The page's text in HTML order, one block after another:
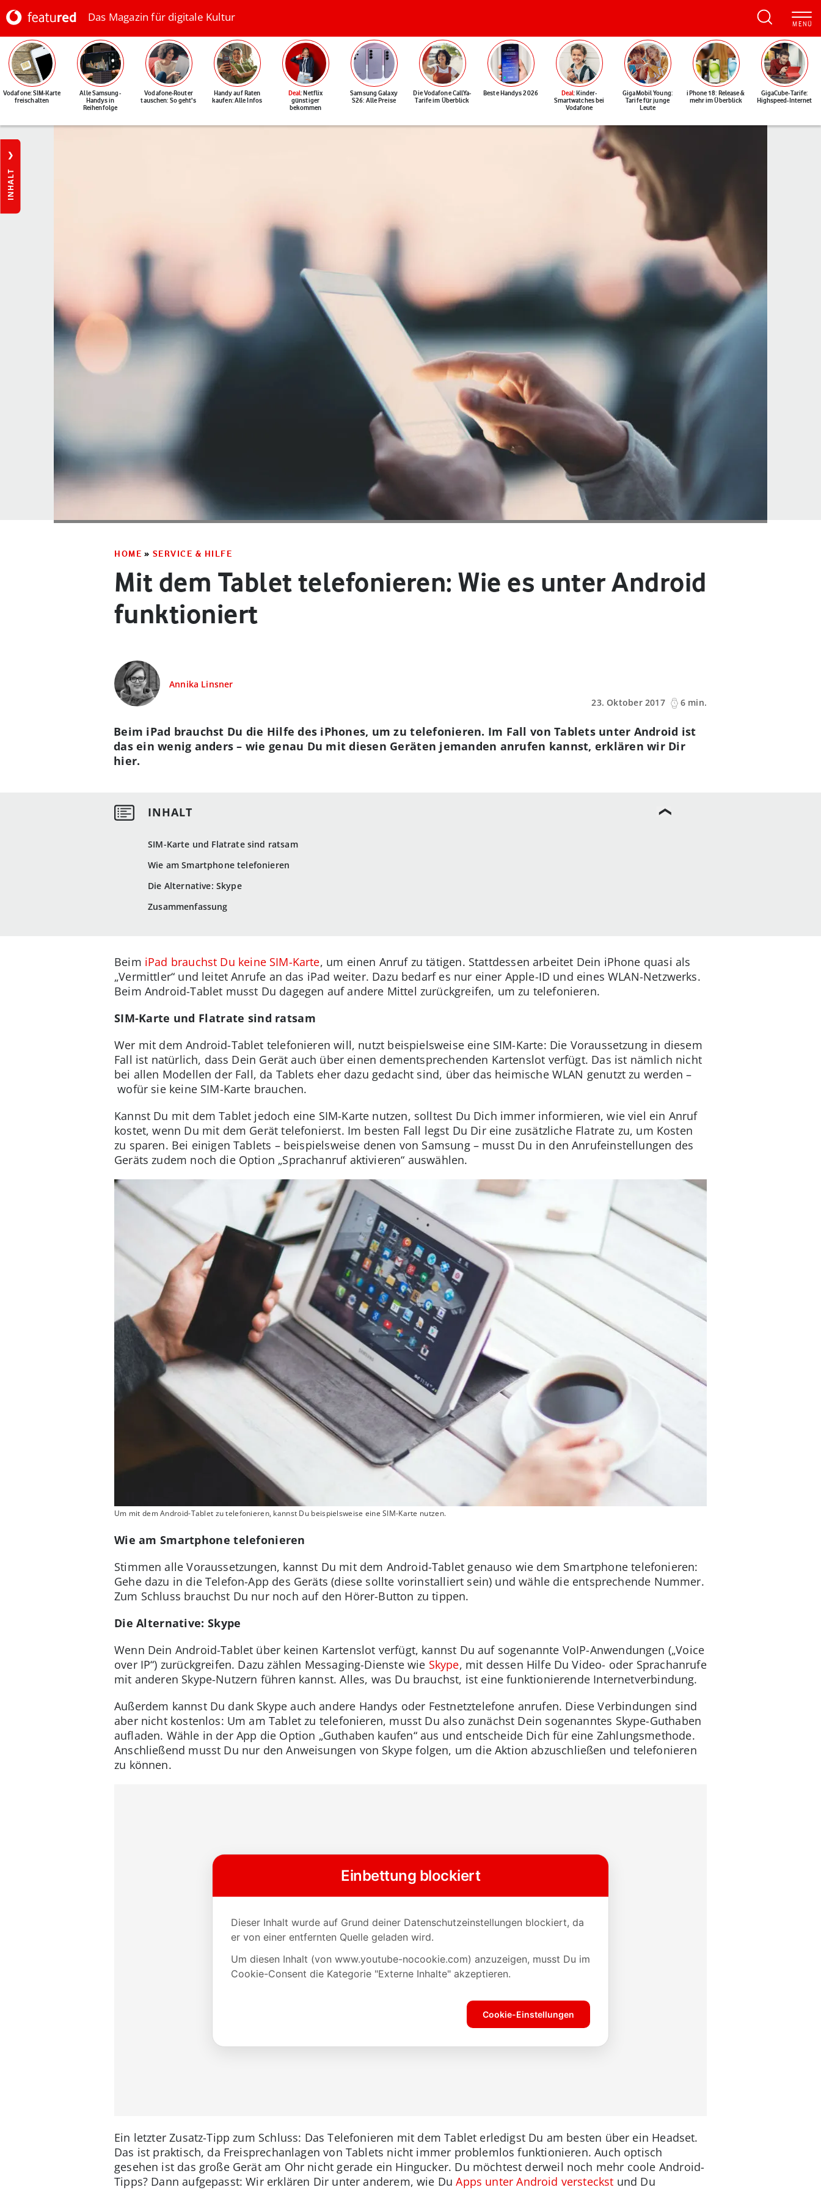
Das Magazin für digitale Kultur
Vodafone: SIM-Karte
freischalten
Alle Samsung-
Handys in
Reihenfolge
Vodafone-Router
tauschen: So geht's
Handy auf Raten
kaufen: Alle Infos
Deal: Netflix
günstiger
bekommen
Samsung Galaxy
S26: Alle Preise
Die Vodafone CallYa-
Tarife im Überblick
Beste Handys 2026 Deal: Kinder-
Smartwatches bei
Vodafone
GigaMobil Young:
Tarife für junge
Leute
iPhone 18: Release &
mehr im Überblick
GigaCube-Tarife:
Highspeed-Internet
INHALT
HOME » SERVICE & HILFE
Mit dem Tablet telefonieren: Wie es unter Android
funktioniert
Annika Linsner
23. Oktober 2017
6 min.
SIM-Karte und Flatrate sind ratsam
Wie am Smartphone telefonieren
Die Alternative: Skype
Zusammenfassung
Beim iPad brauchst Du die Hilfe des iPhones, um zu telefonieren. Im Fall von Tablets unter Android ist
das ein wenig anders – wie genau Du mit diesen Geräten jemanden anrufen kannst, erklären wir Dir
hier.
Beim iPad brauchst Du keine SIM-Karte, um einen Anruf zu tätigen. Stattdessen arbeitet Dein iPhone quasi als
„Vermittler“ und leitet Anrufe an das iPad weiter. Dazu bedarf es nur einer Apple-ID und eines WLAN-Netzwerks.
Beim Android-Tablet musst Du dagegen auf andere Mittel zurückgreifen, um zu telefonieren.
SIM-Karte und Flatrate sind ratsam
Wer mit dem Android-Tablet telefonieren will, nutzt beispielsweise eine SIM-Karte: Die Voraussetzung in diesem
Fall ist natürlich, dass Dein Gerät auch über einen dementsprechenden Kartenslot verfügt. Das ist nämlich nicht
bei allen Modellen der Fall, da Tablets eher dazu gedacht sind, über das heimische WLAN genutzt zu werden –
wofür sie keine SIM-Karte brauchen.
Kannst Du mit dem Tablet jedoch eine SIM-Karte nutzen, solltest Du Dich immer informieren, wie viel ein Anruf
kostet, wenn Du mit dem Gerät telefonierst. Im besten Fall legst Du Dir eine zusätzliche Flatrate zu, um Kosten
zu sparen. Bei einigen Tablets – beispielsweise denen von Samsung – musst Du in den Anrufeinstellungen des
Geräts zudem noch die Option „Sprachanruf aktivieren“ auswählen.
Um mit dem Android-Tablet zu telefonieren, kannst Du beispielsweise eine SIM-Karte nutzen.
Wie am Smartphone telefonieren
Stimmen alle Voraussetzungen, kannst Du mit dem Android-Tablet genauso wie dem Smartphone telefonieren:
Gehe dazu in die Telefon-App des Geräts (diese sollte vorinstalliert sein) und wähle die entsprechende Nummer.
Zum Schluss brauchst Du nur noch auf den Hörer-Button zu tippen.
Die Alternative: Skype
Wenn Dein Android-Tablet über keinen Kartenslot verfügt, kannst Du auf sogenannte VoIP-Anwendungen („Voice
over IP“) zurückgreifen. Dazu zählen Messaging-Dienste wie Skype, mit dessen Hilfe Du Video- oder Sprachanrufe
mit anderen Skype-Nutzern führen kannst. Alles, was Du brauchst, ist eine funktionierende Internetverbindung.
Außerdem kannst Du dank Skype auch andere Handys oder Festnetztelefone anrufen. Diese Verbindungen sind
aber nicht kostenlos: Um am Tablet zu telefonieren, musst Du also zunächst Dein sogenanntes Skype-Guthaben
aufladen. Wähle in der App die Option „Guthaben kaufen“ aus und entscheide Dich für eine Zahlungsmethode.
Anschließend musst Du nur den Anweisungen von Skype folgen, um die Aktion abzuschließen und telefonieren
zu können.
Ein letzter Zusatz-Tipp zum Schluss: Das Telefonieren mit dem Tablet erledigst Du am besten über ein Headset.
Das ist praktisch, da Freisprechanlagen von Tablets nicht immer problemlos funktionieren. Auch optisch
gesehen ist das große Gerät am Ohr nicht gerade ein Hingucker. Du möchtest derweil noch mehr coole Android-
Tipps? Dann aufgepasst: Wir erklären Dir unter anderem, wie DuApps unter Android versteckst und Du